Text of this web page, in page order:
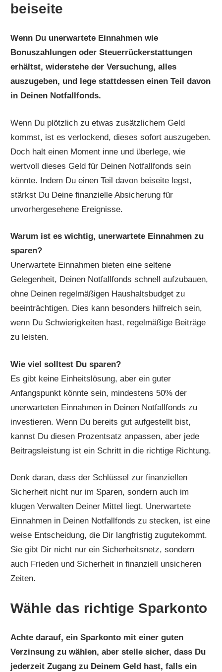
beiseite
Wenn Du unerwartete Einnahmen wie
Bonuszahlungen oder Steuerrückerstattungen
erhältst, widerstehe der Versuchung, alles
auszugeben, und lege stattdessen einen Teil davon
in Deinen Notfallfonds.
Wenn Du plötzlich zu etwas zusätzlichem Geld
kommst, ist es verlockend, dieses sofort auszugeben.
Doch halt einen Moment inne und überlege, wie
wertvoll dieses Geld für Deinen Notfallfonds sein
könnte. Indem Du einen Teil davon beiseite legst,
stärkst Du Deine finanzielle Absicherung für
unvorhergesehene Ereignisse.
Warum ist es wichtig, unerwartete Einnahmen zu
sparen?
Unerwartete Einnahmen bieten eine seltene
Gelegenheit, Deinen Notfallfonds schnell aufzubauen,
ohne Deinen regelmäßigen Haushaltsbudget zu
beeinträchtigen. Dies kann besonders hilfreich sein,
wenn Du Schwierigkeiten hast, regelmäßige Beiträge
zu leisten.
Wie viel solltest Du sparen?
Es gibt keine Einheitslösung, aber ein guter
Anfangspunkt könnte sein, mindestens 50% der
unerwarteten Einnahmen in Deinen Notfallfonds zu
investieren. Wenn Du bereits gut aufgestellt bist,
kannst Du diesen Prozentsatz anpassen, aber jede
Beitragsleistung ist ein Schritt in die richtige Richtung.
Denk daran, dass der Schlüssel zur finanziellen
Sicherheit nicht nur im Sparen, sondern auch im
klugen Verwalten Deiner Mittel liegt. Unerwartete
Einnahmen in Deinen Notfallfonds zu stecken, ist eine
weise Entscheidung, die Dir langfristig zugutekommt.
Sie gibt Dir nicht nur ein Sicherheitsnetz, sondern
auch Frieden und Sicherheit in finanziell unsicheren
Zeiten.
Wähle das richtige Sparkonto
Achte darauf, ein Sparkonto mit einer guten
Verzinsung zu wählen, aber stelle sicher, dass Du
jederzeit Zugang zu Deinem Geld hast, falls ein